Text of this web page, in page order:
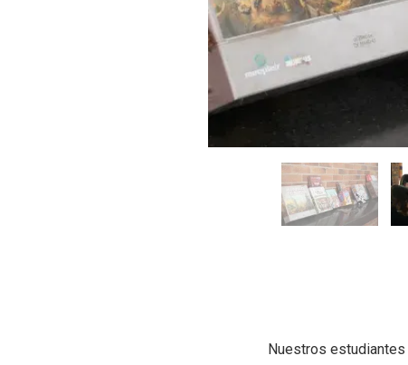
Nuestros